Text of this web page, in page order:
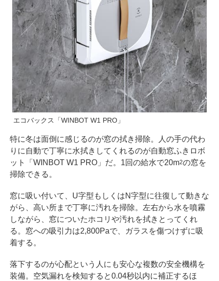
エコバックス「WINBOT W1 PRO」
特に冬は面倒に感じるのが窓の拭き掃除。人の手の代わ
りに自動で丁寧に水拭きしてくれるのが自動窓ふきロボ
ット「WINBOT W1 PRO」だ。1回の給水で20m2の窓を
掃除できる。
窓に吸い付いて、U字型もしくはN字型に往復して動きな
がら、高い所まで丁寧に汚れを掃除。左右から水を噴霧
しながら、窓についたホコリや汚れを拭きとってくれ
る。窓への吸引力は2,800Paで、ガラスを傷つけずに吸
着する。
落下するのが心配という人にも安心な複数の安全機構を
装備。空気漏れを検知すると0.04秒以内に補正するほ